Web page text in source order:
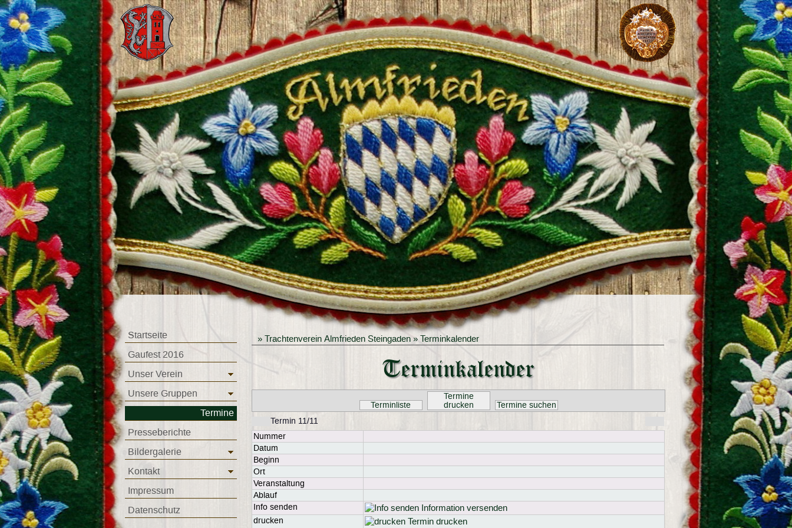
Startseite
Gaufest 2016
Unser Verein
Unsere Gruppen
Termine
Presseberichte
Bildergalerie
Kontakt
Impressum
Datenschutz
» Trachtenverein Almfrieden Steingaden » Terminkalender
Terminkalender
Terminliste
Termine
drucken
Termine suchen
Termin 11/11
Nummer
Datum
Beginn
Ort
Veranstaltung
Ablauf
Info senden
Information versenden
drucken Termin drucken